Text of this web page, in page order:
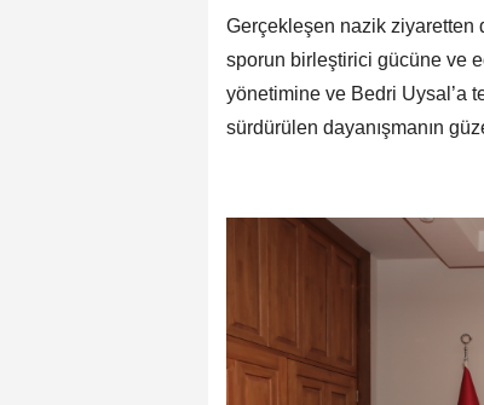
Gerçekleşen nazik ziyaretten
sporun birleştirici gücüne ve
yönetimine ve Bedri Uysal’a
sürdürülen dayanışmanın